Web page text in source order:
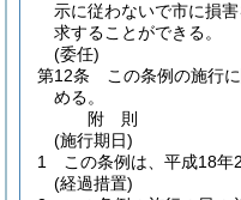
示に従わないで市に損
求することができる。
(委任)
第12条
この条例の施行
める。
附 則
(施行期日)
1
この条例は、平成18年
(経過措置)